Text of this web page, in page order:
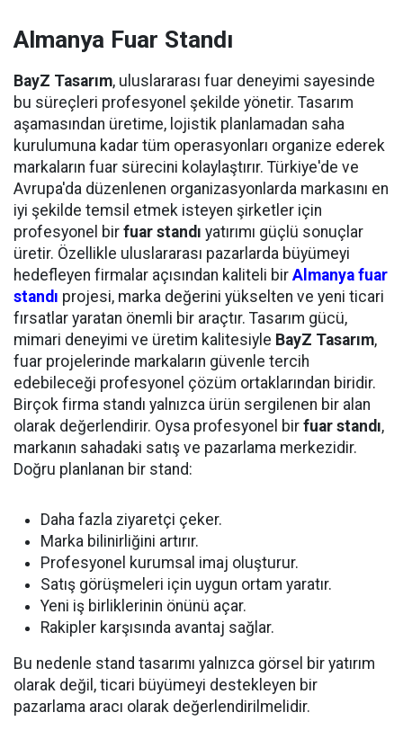
Almanya Fuar Standı
BayZ Tasarım, uluslararası fuar deneyimi sayesinde
bu süreçleri profesyonel şekilde yönetir. Tasarım
aşamasından üretime, lojistik planlamadan saha
kurulumuna kadar tüm operasyonları organize ederek
markaların fuar sürecini kolaylaştırır. Türkiye'de ve
Avrupa'da düzenlenen organizasyonlarda markasını en
iyi şekilde temsil etmek isteyen şirketler için
profesyonel bir fuar standı yatırımı güçlü sonuçlar
üretir. Özellikle uluslararası pazarlarda büyümeyi
hedefleyen firmalar açısından kaliteli bir Almanya fuar
standı projesi, marka değerini yükselten ve yeni ticari
fırsatlar yaratan önemli bir araçtır. Tasarım gücü,
mimari deneyimi ve üretim kalitesiyle BayZ Tasarım,
fuar projelerinde markaların güvenle tercih
edebileceği profesyonel çözüm ortaklarından biridir.
Birçok firma standı yalnızca ürün sergilenen bir alan
olarak değerlendirir. Oysa profesyonel bir fuar standı,
markanın sahadaki satış ve pazarlama merkezidir.
Doğru planlanan bir stand:
Daha fazla ziyaretçi çeker.
Marka bilinirliğini artırır.
Profesyonel kurumsal imaj oluşturur.
Satış görüşmeleri için uygun ortam yaratır.
Yeni iş birliklerinin önünü açar.
Rakipler karşısında avantaj sağlar.
Bu nedenle stand tasarımı yalnızca görsel bir yatırım
olarak değil, ticari büyümeyi destekleyen bir
pazarlama aracı olarak değerlendirilmelidir.